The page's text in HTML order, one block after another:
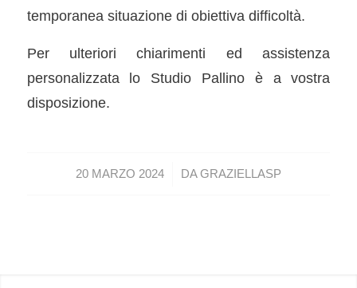
temporanea situazione di obiettiva difficoltà.
Per ulteriori chiarimenti ed assistenza
personalizzata lo Studio Pallino è a vostra
disposizione.
20 MARZO 2024
/ DAGRAZIELLASP